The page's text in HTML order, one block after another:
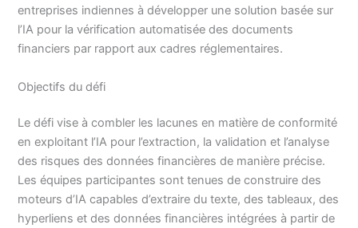
entreprises indiennes à développer une solution basée sur
l’IA pour la vérification automatisée des documents
financiers par rapport aux cadres réglementaires.
Objectifs du défi
Le défi vise à combler les lacunes en matière de conformité
en exploitant l’IA pour l’extraction, la validation et l’analyse
des risques des données financières de manière précise.
Les équipes participantes sont tenues de construire des
moteurs d’IA capables d’extraire du texte, des tableaux, des
hyperliens et des données financières intégrées à partir de